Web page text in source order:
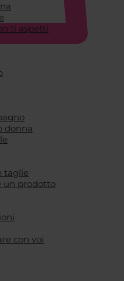
ti aspetti
donna
taglie
un prodotto
con voi